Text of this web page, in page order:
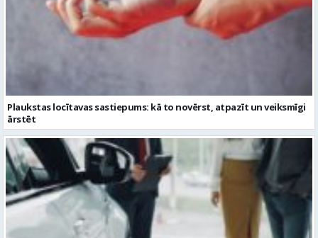
Plaukstas locītavas sastiepums: kā to novērst, atpazīt un veiksmīgi